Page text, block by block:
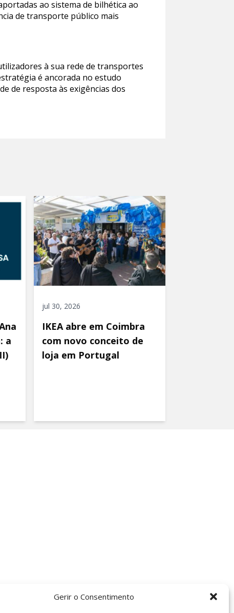
Gerir o Consentimento
ao sistema de bilhética ao
de transporte público mais
à sua rede de transportes
é ancorada no estudo
de resposta às exigências dos
a
jul 30, 2026
IKEA abre em Coimbra
com novo conceito de
loja em Portugal